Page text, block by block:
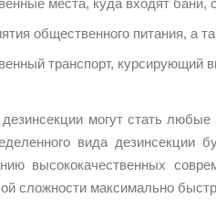
места, куда входят бани,
общественного питания, а
транспорт, курсирующий
могут стать
вида дезинсекции
высококачественных
сложности максимально